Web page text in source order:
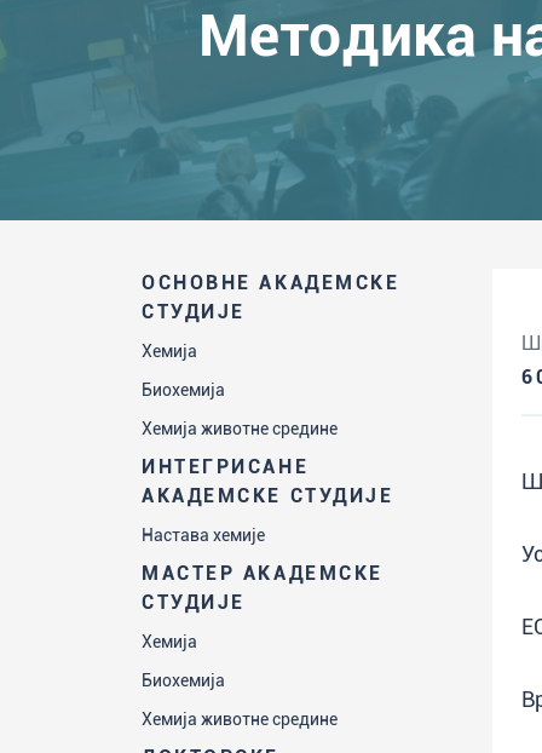
Методика
ОСНОВНЕ АКАДЕМСКЕ
СТУДИЈЕ
Хемија
Биохемија
Хемија животне средине
ИНТЕГРИСАНЕ
АКАДЕМСКЕ СТУДИЈЕ
Настава хемије
МАСТЕР АКАДЕМСКЕ
СТУДИЈЕ
Хемија
Биохемија
Хемија животне средине